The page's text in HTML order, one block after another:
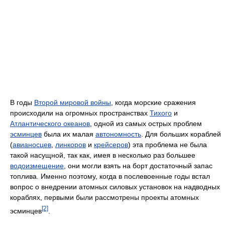
В годы Второй мировой войны , когда морские сражения
происходили на огромных пространствах Тихого и
Атлантического океанов , одной из самых острых проблем
эсминцев была их малая автономность . Для больших кораблей
(авианосцев линкоров и крейсеров) эта проблема не была
такой насущной, так как, имея в несколько раз большее
водоизмещение , они могли взять на борт достаточный запас
топлива. Именно поэтому, когда в послевоенные годы встал
вопрос о внедрении атомных силовых установок на надводных
кораблях, первыми были рассмотрены проекты атомных
эсминцев[2]